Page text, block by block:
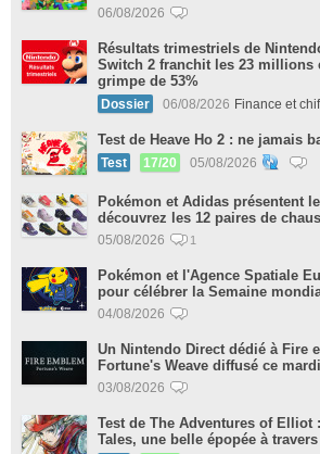
06/08/2026
Résultats trimestriels de
Switch 2 franchit les 23 millions
grimpe de 53%
Dossier 06/08/2026 Finance et
Test de Heave Ho 2 : ne jamais
Test 17/20 05/08/2026
Pokémon et Adidas présentent
découvrez les 12 paires de
05/08/2026 1
Pokémon et l'Agence Spatiale
pour célébrer la Semaine
04/08/2026
Un Nintendo Direct dédié à Fire
Fortune's Weave diffusé ce mardi
03/08/2026
Test de The Adventures of Elliot
Tales, une belle épopée à